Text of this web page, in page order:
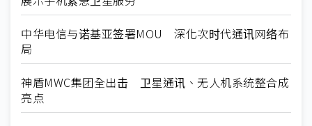
中华电信与诺基亚签署MOU 深化次时代通讯网络布
局
神盾MWC集团全出击 卫星通讯、无人机系统整合成
亮点